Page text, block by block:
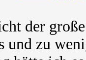
der
und zu